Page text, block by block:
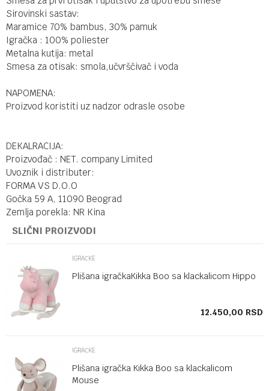
Sirovinski sastav:
Maramice 70% bambus, 30% pamuk
Igračka : 100% poliester
Metalna kutija: metal
Smesa za otisak: smola,učvrščivač i voda
NAPOMENA:
Proizvod koristiti uz nadzor odrasle osobe
DEKALRACIJA:
Proizvođač : NET. company Limited
Uvoznik i distributer:
FORMA VS D.O.O
Gočka 59 A, 11090 Beograd
Zemlja porekla: NR Kina
SLIČNI PROIZVODI
IGRAČKE
Plišana igračkaKikka Boo sa klackalicom Hippo
12.450,00 RSD
IGRAČKE
Plišana igračka Kikka Boo sa klackalicom
Mouse